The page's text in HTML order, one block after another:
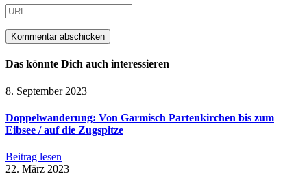
Das könnte Dich auch interessieren
8. September 2023
Doppelwanderung: Von Garmisch Partenkirchen bis zum
Eibsee / auf die Zugspitze
Beitrag lesen
22. März 2023